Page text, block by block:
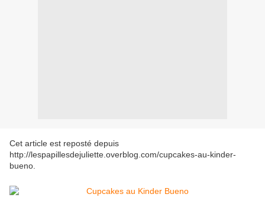
Cet article est reposté depuis
http://lespapillesdejuliette.overblog.com/cupcakes-au-kinder-
bueno